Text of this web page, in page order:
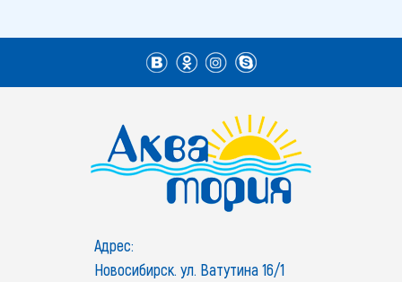
Адрес:
Новосибирск. ул. Ватутина 16/1